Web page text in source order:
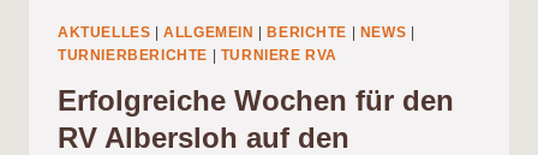
AKTUELLES |ALLGEMEIN BERICHTE NEWS
TURNIERBERICHTE
TURNIERE RVA
Erfolgreiche Wochen für den
RV Albersloh auf den